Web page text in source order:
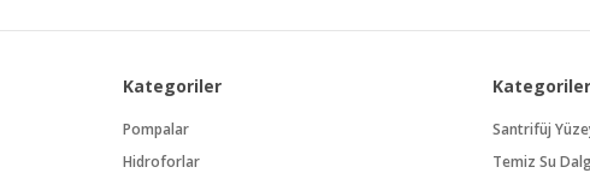
Kategoriler
Pompalar
Hidroforlar
Kategoriler
Santrifüj
Temiz Su